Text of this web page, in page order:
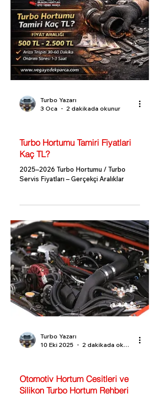
Turbo Yazarı
3 Oca
2 dakikada okunur
Turbo Hortumu Tamiri Fiyatlari
Kaç TL?
2025–2026 Turbo Hortumu / Turbo
Servis Fiyatları – Gerçekçi Aralıklar
Turbo Yazarı
10 Eki 2025
2 dakikada okunur
Otomotiv Hortum Cesitleri ve
Silikon Turbo Hortum Rehberi